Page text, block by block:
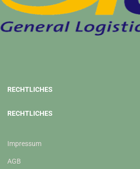
RECHTLICHES
RECHTLICHES
Impressum
AGB